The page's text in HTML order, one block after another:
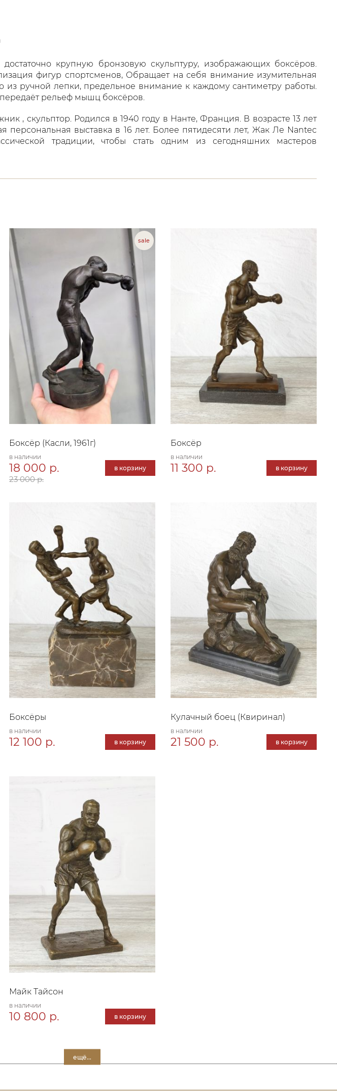
крупную бронзовую скульптуру, изображающих боксёров.
фигур спортсменов, Обращает на себя внимание изумительная
из ручной лепки, предельное внимание к каждому сантиметру работы.
рельеф мышц боксёров.
, скульптор. Родился в 1940 году в Нанте, Франция. В возрасте 13 лет
персональная выставка в 16 лет. Более пятидесяти лет, Жак Ле Nantec
традиции, чтобы стать одним из сегодняшних мастеров
Боксёр (Касли, 1961г)
в наличии
18 000 р.
23 000 р.
в корзину
Боксёр
в наличии
11 300 р. в корзину
Боксёры
в наличии
12 100 р. в корзину
Кулачный боец (Квиринал)
в наличии
21 500 р. в корзину
Майк Тайсон
в наличии
10 800 р. в корзину
ещё...